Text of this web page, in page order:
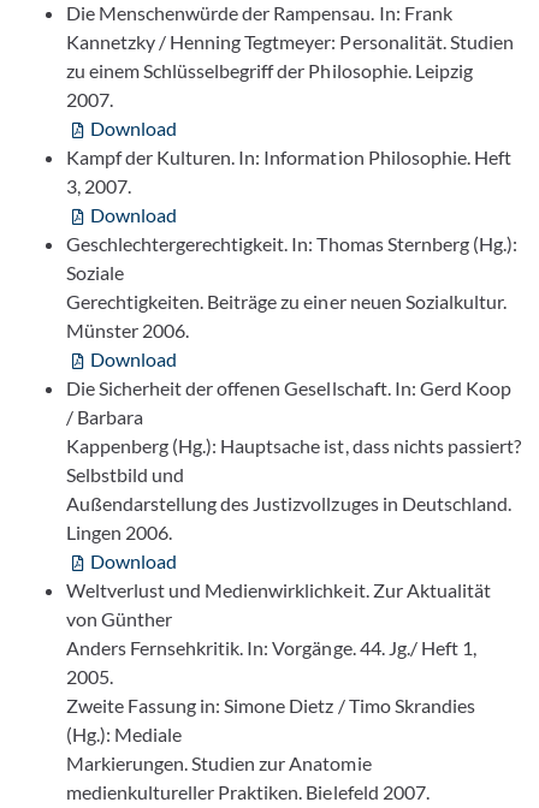
Die Menschenwürde der Rampensau. In: Frank
Kannetzky / Henning Tegtmeyer: Personalität. Studien
zu einem Schlüsselbegriff der Philosophie. Leipzig
2007.
Download
Kampf der Kulturen. In: Information Philosophie. Heft
3, 2007.
Download
Geschlechtergerechtigkeit. In: Thomas Sternberg (Hg.):
Soziale
Gerechtigkeiten. Beiträge zu einer neuen Sozialkultur.
Münster 2006.
Download
Die Sicherheit der offenen Gesellschaft. In: Gerd Koop
/ Barbara
Kappenberg (Hg.): Hauptsache ist, dass nichts passiert?
Selbstbild und
Außendarstellung des Justizvollzuges in Deutschland.
Lingen 2006.
Download
Weltverlust und Medienwirklichkeit. Zur Aktualität
von Günther
Anders Fernsehkritik. In: Vorgänge. 44. Jg./ Heft 1,
2005.
Zweite Fassung in: Simone Dietz / Timo Skrandies
(Hg.): Mediale
Markierungen. Studien zur Anatomie
medienkultureller Praktiken. Bielefeld 2007.